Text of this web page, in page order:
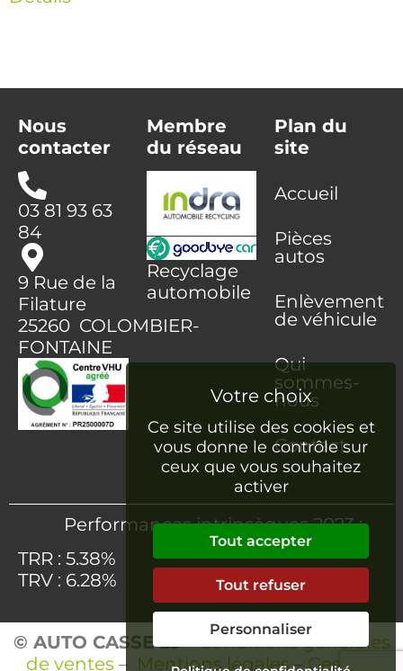
Nous
contacter
03 81 93 63
84
9 Rue de la
Filature
25260 COLOMBIER-
FONTAINE
Membre
du réseau
Recyclage
automobile
Plan du
site
Accueil
Pièces
autos
Enlèvement
de véhicule
Qui
sommes-
nous
Contact
Performances intrinsèques 2023 :
TRR : 5.38%
TRV : 6.28%
© AUTO CASSE 25–Conditions générales
de ventes – Mentions légales–Gestion
Ce site utilise des cookies et
vous donne le contrôle sur
ceux que vous souhaitez
activer
Tout accepter
Tout refuser
Personnaliser